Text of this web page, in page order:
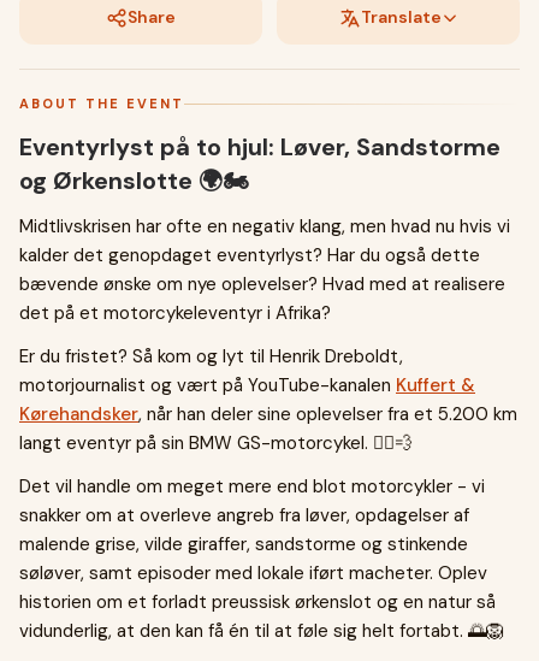
Share Translate
ABOUT THE EVENT
Eventyrlyst på to hjul: Løver, Sandstorme
og Ørkenslotte 🌍🏍️
Midtlivskrisen har ofte en negativ klang, men hvad nu hvis vi
kalder det genopdaget eventyrlyst? Har du også dette
bævende ønske om nye oplevelser? Hvad med at realisere
det på et motorcykeleventyr i Afrika?
Er du fristet? Så kom og lyt til Henrik Dreboldt,
motorjournalist og vært på YouTube-kanalen Kuffert &
Kørehandsker, når han deler sine oplevelser fra et 5.200 km
langt eventyr på sin BMW GS-motorcykel. 🚴‍♂️💨
Det vil handle om meget mere end blot motorcykler - vi
snakker om at overleve angreb fra løver, opdagelser af
malende grise, vilde giraffer, sandstorme og stinkende
søløver, samt episoder med lokale iført macheter. Oplev
historien om et forladt preussisk ørkenslot og en natur så
vidunderlig, at den kan få én til at føle sig helt fortabt. 🌅🦁